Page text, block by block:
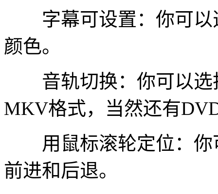
字幕可设置：你可以
颜色。
音轨切换：你可以选
MKV格式，当然还有
用鼠标滚轮定位：你
前进和后退。